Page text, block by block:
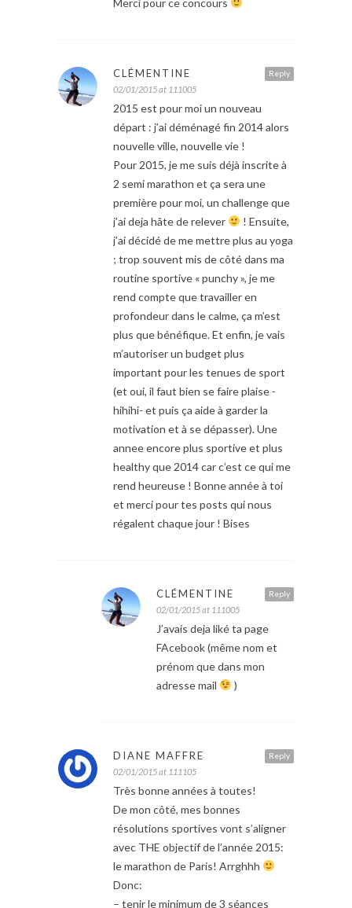
Reply
CLÉMENTINE
02/01/2015 at 111005
2015 est pour moi un nouveau
départ : j’ai déménagé fin 2014 alors
nouvelle ville, nouvelle vie !
Pour 2015, je me suis déjà inscrite à
2 semi marathon et ça sera une
première pour moi, un challenge que
j’ai deja hâte de relever
! Ensuite,
j’ai décidé de me mettre plus au yoga
; trop souvent mis de côté dans ma
routine sportive « punchy », je me
rend compte que travailler en
profondeur dans le calme, ça m’est
plus que bénéfique. Et enfin, je vais
m’autoriser un budget plus
important pour les tenues de sport
(et oui, il faut bien se faire plaise -
hihihi- et puis ça aide à garder la
motivation et à se dépasser). Une
annee encore plus sportive et plus
healthy que 2014 car c’est ce qui me
rend heureuse ! Bonne année à toi
et merci pour tes posts qui nous
régalent chaque jour ! Bises
Reply
CLÉMENTINE
02/01/2015 at 111005
J’avais deja liké ta page
FAcebook (même nom et
prénom que dans mon
adresse mail
)
Reply
DIANE MAFFRE
02/01/2015 at 111105
Très bonne années à toutes!
De mon côté, mes bonnes
résolutions sportives vont s’aligner
avec THE objectif de l’année 2015:
le marathon de Paris! Arrghhh
Donc:
– tenir le minimum de 3 séances